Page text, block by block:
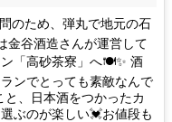
のため、弾丸で地元の石
金谷酒造さんが運営して
「高砂茶寮」へ🍽✨ 酒
ンでとっても素敵なんで
、日本酒をつかったカ
ぶのが楽しい💓お値段も